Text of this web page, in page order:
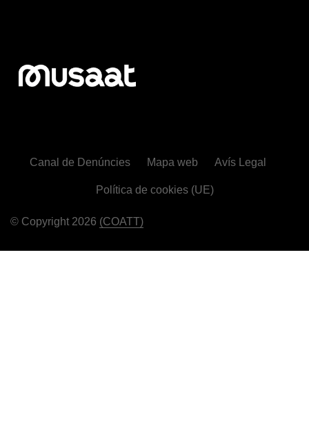
© Copyright 2026 (COATT)
Canal de Denúncies Mapa web Avís Legal
Política de cookies (UE)